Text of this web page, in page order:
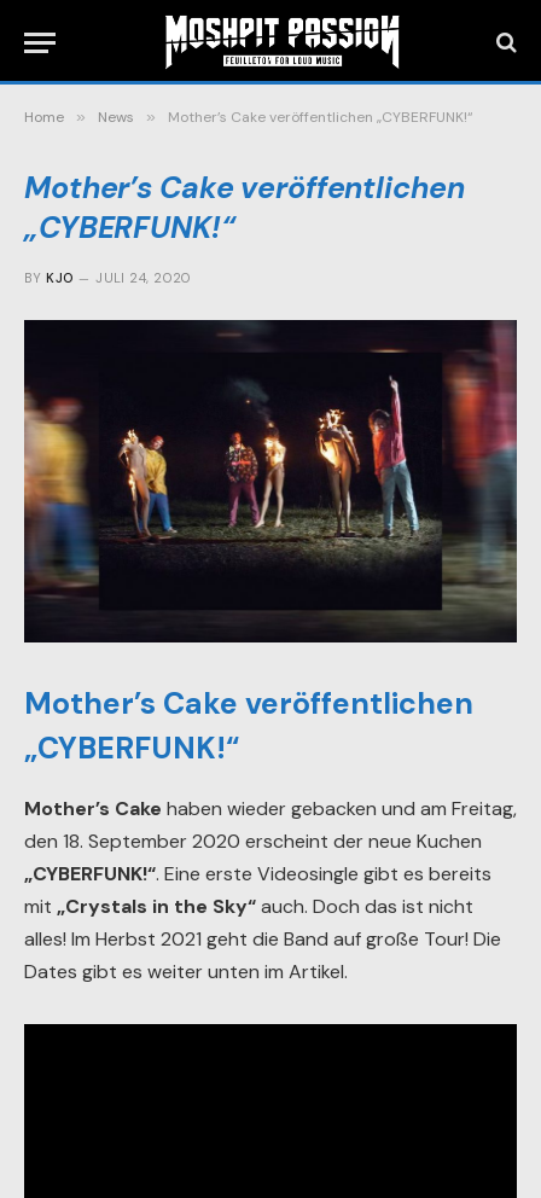
Home » News » Mother’s Cake veröffentlichen „CYBERFUNK!“
Mother’s Cake veröffentlichen
„CYBERFUNK!“
BY KJO JULI 24, 2020
Mother’s Cake veröffentlichen
„CYBERFUNK!“
Mother’s Cake haben wieder gebacken und am Freitag,
den 18. September 2020 erscheint der neue Kuchen
„CYBERFUNK!“. Eine erste Videosingle gibt es bereits
mit „Crystals in the Sky“auch. Doch das ist nicht
alles! Im Herbst 2021 geht die Band auf große Tour! Die
Dates gibt es weiter unten im Artikel.